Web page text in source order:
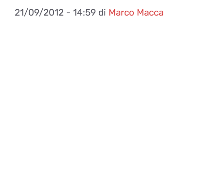
21/09/2012 - 14:59 di Marco Macca